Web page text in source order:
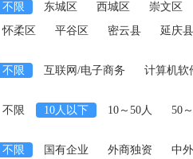
不限 东城区 西城区 崇文区
怀柔区
平谷区 密云县 延庆县
不限 互联网/电子商务 计算机软
商场/百货/专卖店/超市
服装/纺织/皮
制药/生物工程
医疗/护理/卫生
不限 10人以下 10～50人 50
不限 国有企业 外商独资 中